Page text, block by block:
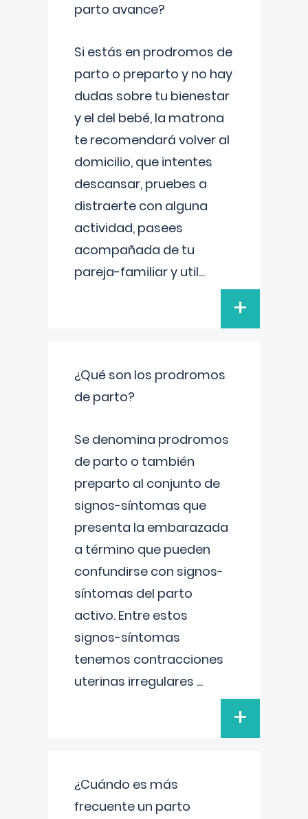
parto avance?
Si estás en prodromos de
parto o preparto y no hay
dudas sobre tu bienestar
y el del bebé, la matrona
te recomendará volver al
domicilio, que intentes
descansar, pruebes a
distraerte con alguna
actividad, pasees
acompañada de tu
pareja-familiar y util...
+
¿Qué son los prodromos
de parto?
Se denomina prodromos
de parto o también
preparto al conjunto de
signos-síntomas que
presenta la embarazada
a término que pueden
confundirse con signos-
síntomas del parto
activo. Entre estos
signos-síntomas
tenemos contracciones
uterinas irregulares ...
+
¿Cuándo es más
frecuente un parto